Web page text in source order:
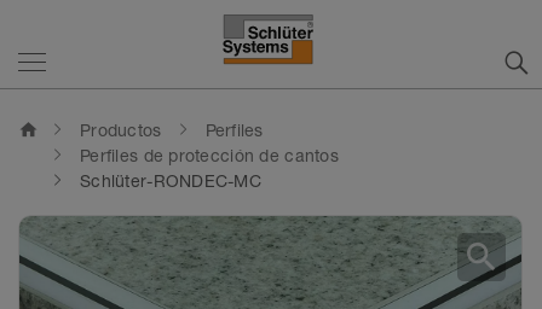
home Productos
Perfiles
Perfiles de protección de cantos
Schlüter-RONDEC-MC
search